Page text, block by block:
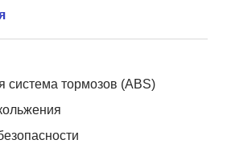
система тормозов (ABS)